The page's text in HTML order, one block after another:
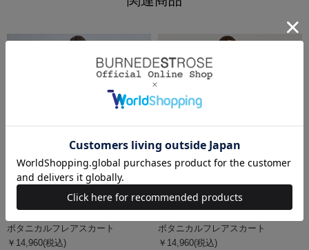
ボタニカルフレアスカート
￥14,960(税込)
ボタニカルフレアスカート
￥14,960(税込)